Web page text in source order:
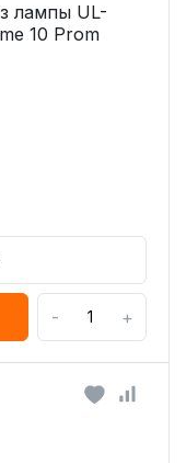
лампы UL-
10 Prom
- +